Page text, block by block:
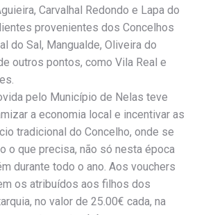
Carvalhal Redondo e Lapa do
provenientes dos Concelhos
do Sal, Mangualde, Oliveira do
outros pontos, como Vila Real e
pelo Município de Nelas teve
a economia local e incentivar as
tradicional do Concelho, onde se
o que precisa, não só nesta época
durante todo o ano. Aos vouchers
os atribuídos aos filhos dos
no valor de 25.00€ cada, na